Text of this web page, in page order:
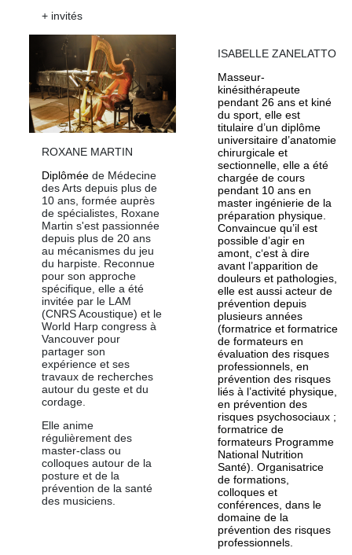
+ invités
ROXANE MARTIN
Diplômée de Médecine
des Arts depuis plus de
10 ans, formée auprès
de spécialistes, Roxane
Martin s'est passionnée
depuis plus de 20 ans
au mécanismes du jeu
du harpiste. Reconnue
pour son approche
spécifique, elle a été
invitée par le LAM
(CNRS Acoustique) et le
World Harp congress à
Vancouver pour
partager son
expérience et ses
travaux de recherches
autour du geste et du
cordage.
Elle anime
régulièrement des
master-class ou
colloques autour de la
posture et de la
prévention de la santé
des musiciens.
ISABELLE ZANELATTO
Masseur-
kinésithérapeute
pendant 26 ans et kiné
du sport, elle est
titulaire d’un diplôme
universitaire d’anatomie
chirurgicale et
sectionnelle, elle a été
chargée de cours
pendant 10 ans en
master ingénierie de la
préparation physique.
Convaincue qu’il est
possible d’agir en
amont, c‘est à dire
avant l’apparition de
douleurs et pathologies,
elle est aussi acteur de
prévention depuis
plusieurs années
(formatrice et formatrice
de formateurs en
évaluation des risques
professionnels, en
prévention des risques
liés à l’activité physique,
en prévention des
risques psychosociaux ;
formatrice de
formateurs Programme
National Nutrition
Santé). Organisatrice
de formations,
colloques et
conférences, dans le
domaine de la
prévention des risques
professionnels.